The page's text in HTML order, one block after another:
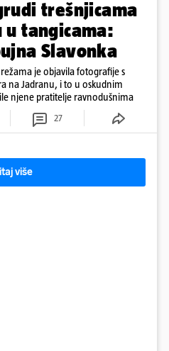
trešnjicama
u tangicama:
Slavonka
je objavila fotografije s
na Jadranu, i to u oskudnim
njene pratitelje ravnodušnima
27
više